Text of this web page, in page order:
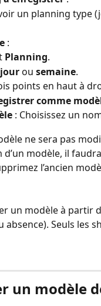
un planning type
:
Planning.
jour ou semaine.
points en haut à
comme
: Choisissez un
ne sera pas
modèle, il
l’ancien
un modèle à partir
absence). Seuls les
un modèle